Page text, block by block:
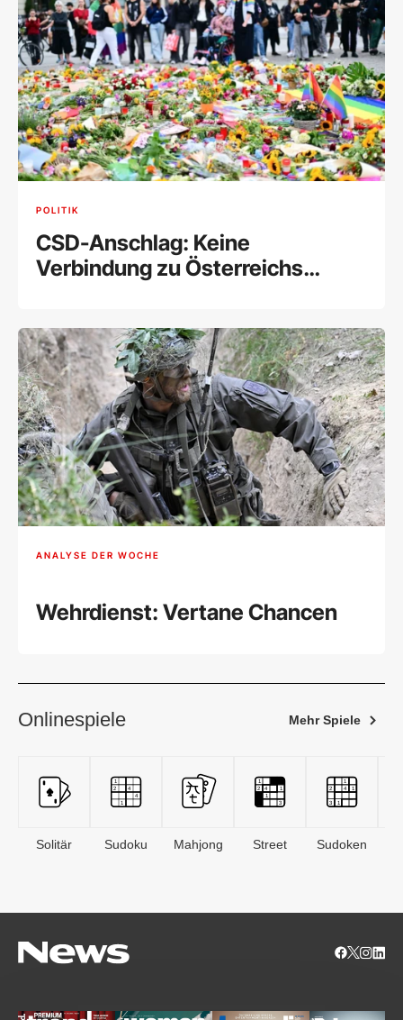
POLITIK
CSD-Anschlag: Keine
Verbindung zu Österreichs
ANALYSE DER WOCHE
Wehrdienst: Vertane Chancen
Onlinespiele Mehr Spiele
Solitär Sudoku Mahjong Street Sudoken